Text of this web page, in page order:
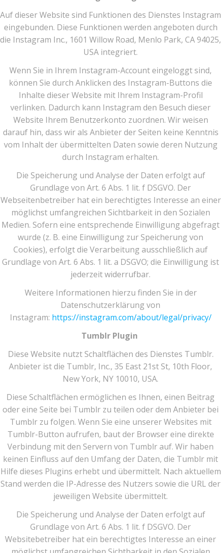
Auf dieser Website sind Funktionen des Dienstes Instagram
eingebunden. Diese Funktionen werden angeboten durch
die Instagram Inc., 1601 Willow Road, Menlo Park, CA 94025,
USA integriert.
Wenn Sie in Ihrem Instagram-Account eingeloggt sind,
können Sie durch Anklicken des Instagram-Buttons die
Inhalte dieser Website mit Ihrem Instagram-Profil
verlinken. Dadurch kann Instagram den Besuch dieser
Website Ihrem Benutzerkonto zuordnen. Wir weisen
darauf hin, dass wir als Anbieter der Seiten keine Kenntnis
vom Inhalt der übermittelten Daten sowie deren Nutzung
durch Instagram erhalten.
Die Speicherung und Analyse der Daten erfolgt auf
Grundlage von Art. 6 Abs. 1 lit. f DSGVO. Der
Webseitenbetreiber hat ein berechtigtes Interesse an einer
möglichst umfangreichen Sichtbarkeit in den Sozialen
Medien. Sofern eine entsprechende Einwilligung abgefragt
wurde (z. B. eine Einwilligung zur Speicherung von
Cookies), erfolgt die Verarbeitung ausschließlich auf
Grundlage von Art. 6 Abs. 1 lit. a DSGVO; die Einwilligung ist
jederzeit widerrufbar.
Weitere Informationen hierzu finden Sie in der
Datenschutzerklärung von
Instagram: https://instagram.com/about/legal/privacy/
Tumblr Plugin
Diese Website nutzt Schaltflächen des Dienstes Tumblr.
Anbieter ist die Tumblr, Inc., 35 East 21st St, 10th Floor,
New York, NY 10010, USA.
Diese Schaltflächen ermöglichen es Ihnen, einen Beitrag
oder eine Seite bei Tumblr zu teilen oder dem Anbieter bei
Tumblr zu folgen. Wenn Sie eine unserer Websites mit
Tumblr-Button aufrufen, baut der Browser eine direkte
Verbindung mit den Servern von Tumblr auf. Wir haben
keinen Einfluss auf den Umfang der Daten, die Tumblr mit
Hilfe dieses Plugins erhebt und übermittelt. Nach aktuellem
Stand werden die IP-Adresse des Nutzers sowie die URL der
jeweiligen Website übermittelt.
Die Speicherung und Analyse der Daten erfolgt auf
Grundlage von Art. 6 Abs. 1 lit. f DSGVO. Der
Websitebetreiber hat ein berechtigtes Interesse an einer